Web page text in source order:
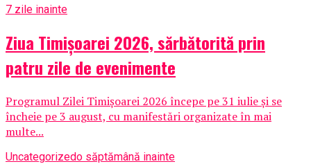
7 zile inainte
Ziua Timișoarei 2026, sărbătorită prin
patru zile de evenimente
Programul Zilei Timișoarei 2026 începe pe 31 iulie și se
încheie pe 3 august, cu manifestări organizate în mai
multe...
Uncategorizedo săptămână inainte